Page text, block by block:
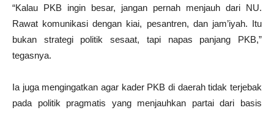
“Kalau PKB ingin besar, jangan pernah menjauh dari NU.
Rawat komunikasi dengan kiai, pesantren, dan jam’iyah. Itu
bukan strategi politik sesaat, tapi napas panjang PKB,”
tegasnya.
Ia juga mengingatkan agar kader PKB di daerah tidak terjebak
pada politik pragmatis yang menjauhkan partai dari basis